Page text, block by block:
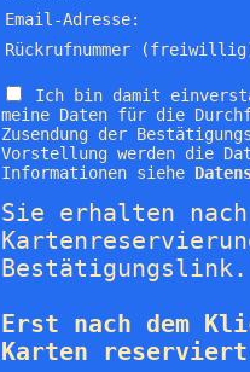
Email-Adresse:
Rückrufnummer
Ich bin damit
meine Daten für die
Zusendung der
Vorstellung werden die
Informationen siehe
Sie erhalten nach
Bestätigungslink.
Erst nach dem
Karten